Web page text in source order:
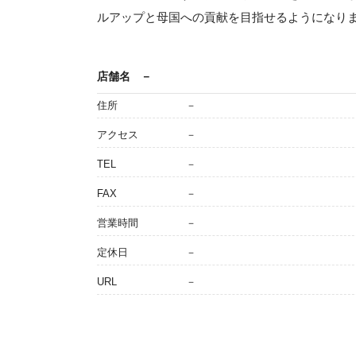
ルアップと母国への貢献を目指せるようになり
店舗名 －
住所 －
アクセス －
TEL －
FAX －
営業時間 －
定休日 －
URL －